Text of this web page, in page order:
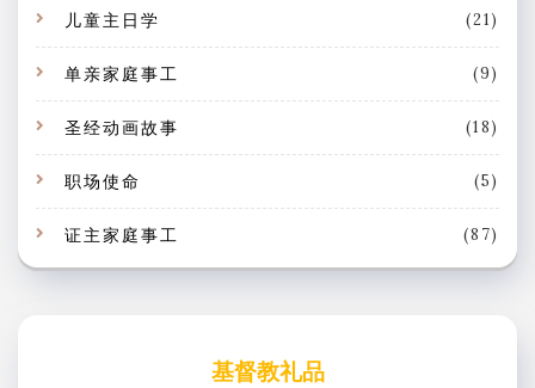
儿童主日学 (21)
单亲家庭事工 (9)
圣经动画故事 (18)
职场使命 (5)
证主家庭事工 (87)
基督教礼品